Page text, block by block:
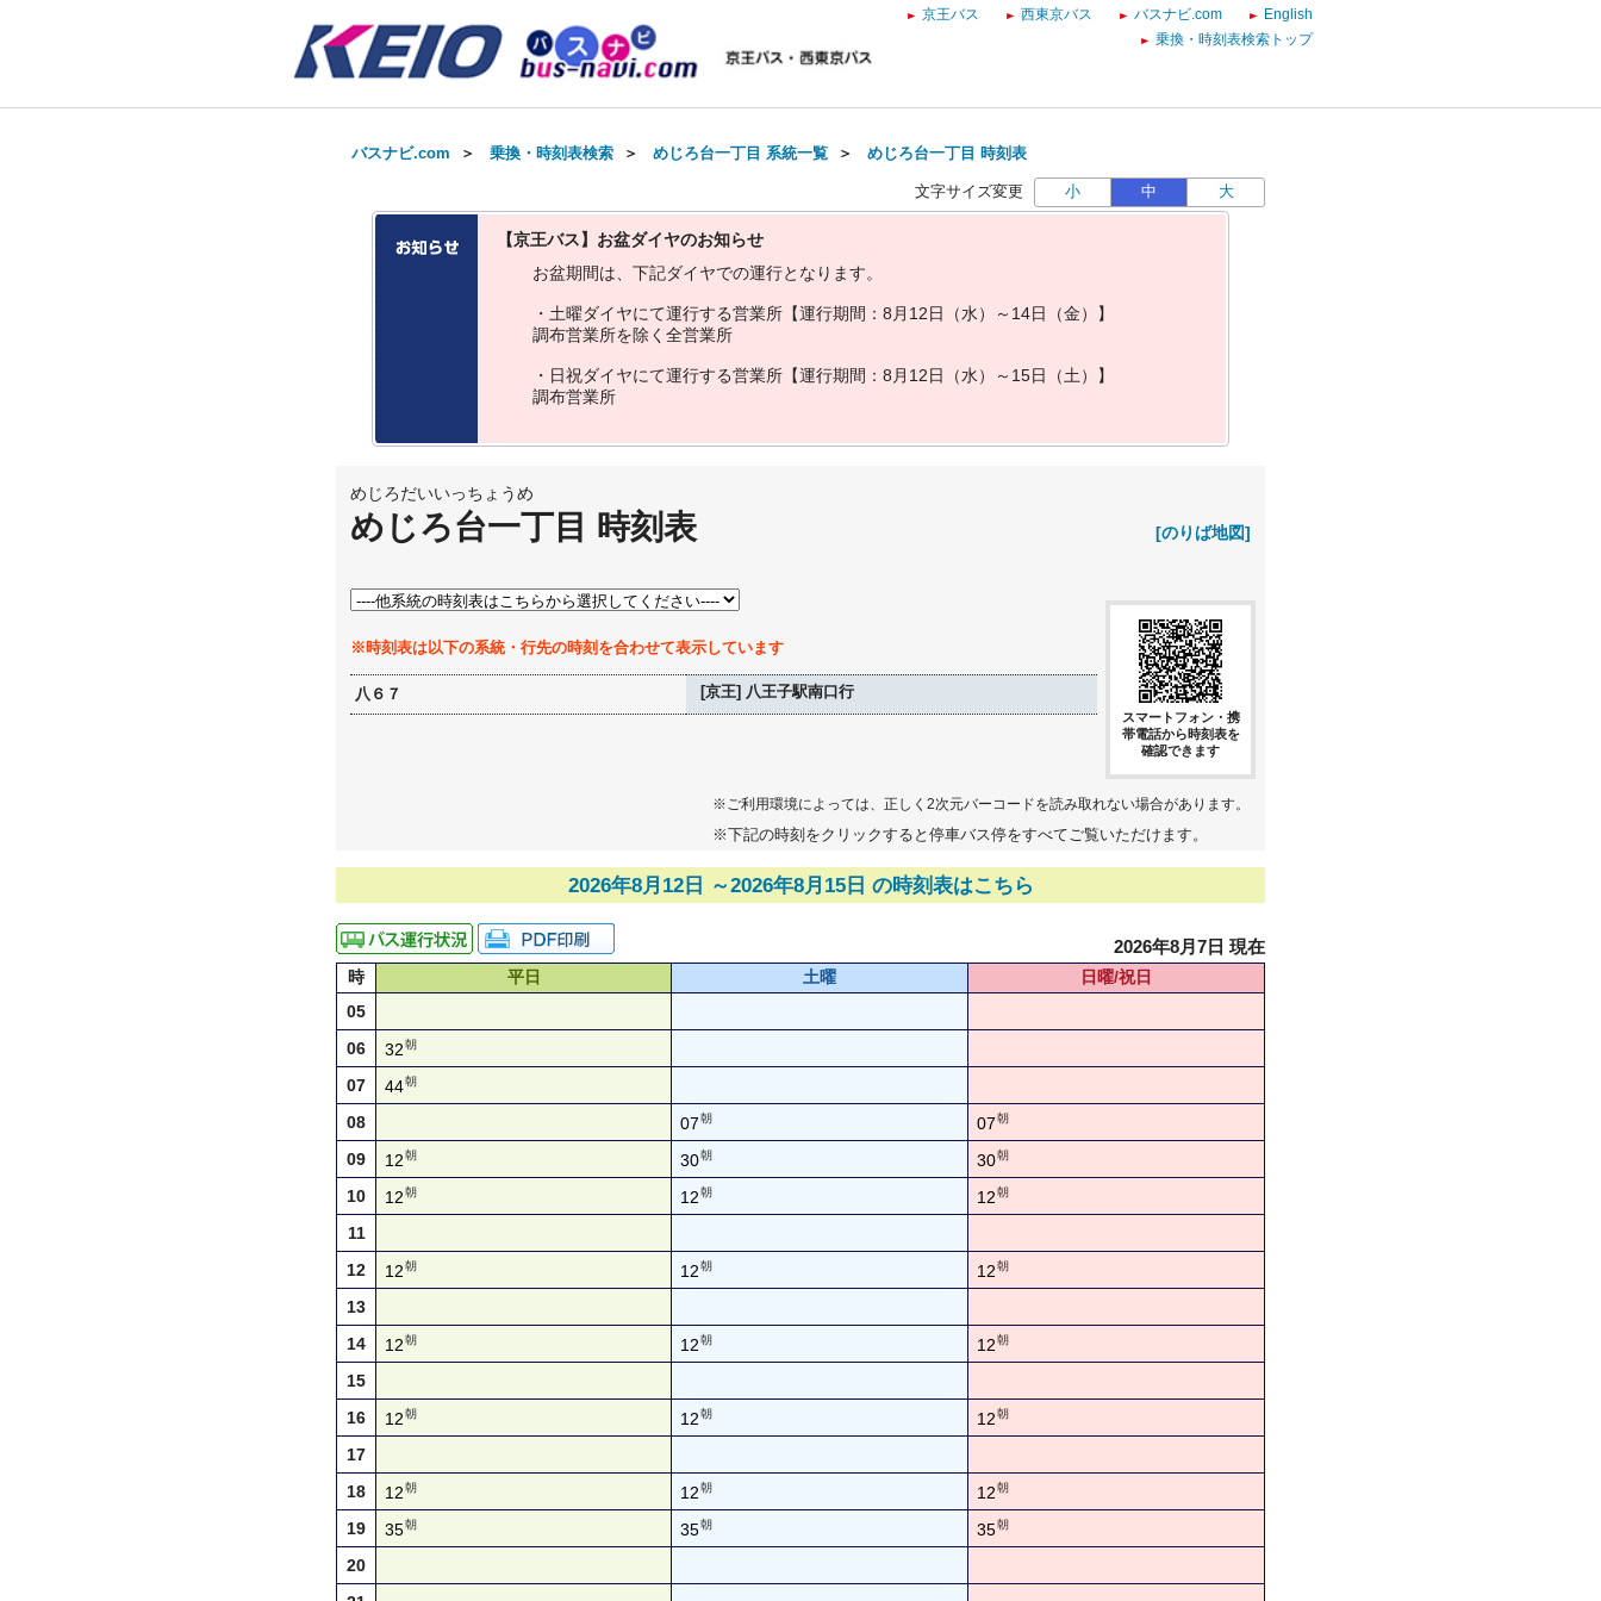
京王バス 西東京バス バスナビ.com
English
乗換・時刻表検索トップ
バスナビ.com ＞ 乗換・時刻表検索 ＞ めじろ台一丁目 系統一覧 ＞ めじろ台一丁目 時刻表
文字サイズ変更 小 中 大
【京王バス】お盆ダイヤのお知らせ
お盆期間は 下記ダイヤでの運行と な り ます。
・ 土曜ダイヤにて運行する営業所 【運行期間 ： 8 月 1 2日 （水） ～ 14日 （金）
】
調布営業所を除 く 全営業所
・ 日祝ダイヤにて運行する営業所 【運行期間 ： 8 月 1 2日 （水） ～ 15日 （土）
】
調布営業所
めじろだいいっちょうめ
めじろ台一丁目 時刻表 [のりば地図]
※時刻表は以下の系統・行先の時刻を合わせて表示しています
八６７ [京王] 八王子駅南口行
スマートフォン・携
帯電話から時刻表を
確認できます
※ご利用環境によっては、正しく2次元バーコードを読み取れない場合があります。
※下記の時刻をクリックすると停車バス停をすべてご覧いただけます。
2026年8月12日 ～2026年8月15日 の時刻表はこちら
2026年8月7日 現在
時 平日 土曜
日曜/祝日
05
06
32朝
07 44朝
08 07朝 07朝
09 12朝 30朝 30朝
10 12朝 12朝 12朝
11
12
12朝 12朝 12朝
13
14
12朝 12朝 12朝
15
16
12朝 12朝 12朝
17
18
12朝 12朝 12朝
19 35朝 35朝 35朝
20